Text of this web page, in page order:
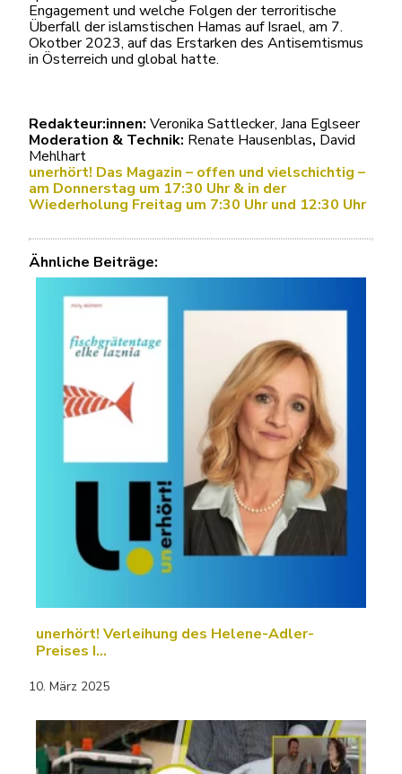
Engagement und welche Folgen der terroritische
Überfall der islamstischen Hamas auf Israel, am 7.
Okotber 2023, auf das Erstarken des Antisemtismus
in Österreich und global hatte.
Redakteur:innen: Veronika Sattlecker, Jana Eglseer
Moderation & Technik: Renate Hausenblas, David
Mehlhart
unerhört! Das Magazin – offen und vielschichtig –
am Donnerstag um 17:30 Uhr & in der
Wiederholung Freitag um 7:30 Uhr und 12:30 Uhr
Ähnliche Beiträge:
unerhört! Verleihung des Helene-Adler-
Preises I…
10. März 2025